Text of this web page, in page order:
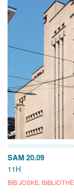
SAM 20.09
11H
BIB JOSKE,